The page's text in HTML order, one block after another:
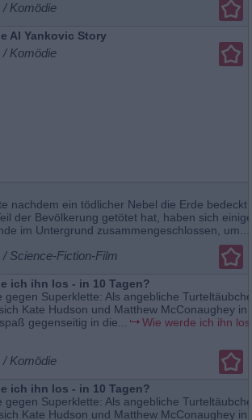
/ Komödie
Al Yankovic Story
/ Komödie
nachdem ein tödlicher Nebel die Erde bedeckt
der Bevölkerung getötet hat, haben sich einige
im Untergrund zusammengeschlossen, um...
/ Science-Fiction-Film
ich ihn los - in 10 Tagen?
gegen Superklette: Als angebliche
Kate Hudson und Matthew McConaughey in
gegenseitig in die...
Wie werde ich ihn
/ Komödie
ich ihn los - in 10 Tagen?
gegen Superklette: Als angebliche
Kate Hudson und Matthew McConaughey in